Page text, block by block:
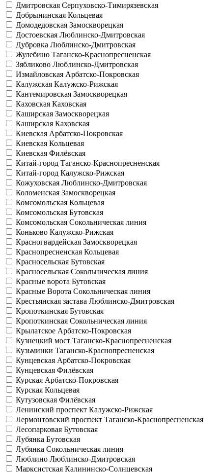
Дмитровская Серпуховско-Тимирязевская
Добрынинская Кольцевая
Домодедовская Замоскворецкая
Достоевская Люблинско-Дмитровская
Дубровка Люблинско-Дмитровская
Жулебино Таганско-Краснопресненская
Зябликово Люблинско-Дмитровская
Измайловская Арбатско-Покровская
Калужская Калужско-Рижская
Кантемировская Замоскворецкая
Каховская Каховская
Каширская Замоскворецкая
Каширская Каховская
Киевская Арбатско-Покровская
Киевская Кольцевая
Киевская Филёвская
Китай-город Таганско-Краснопресненская
Китай-город Калужско-Рижская
Кожуховская Люблинско-Дмитровская
Коломенская Замоскворецкая
Комсомольская Кольцевая
Комсомольская Бутовская
Комсомольская Сокольническая линия
Коньково Калужско-Рижская
Красногвардейская Замоскворецкая
Краснопресненская Кольцевая
Красносельская Бутовская
Красносельская Сокольническая линия
Красные ворота Бутовская
Красные Ворота Сокольническая линия
Крестьянская застава Люблинско-Дмитровская
Кропоткинская Бутовская
Кропоткинская Сокольническая линия
Крылатское Арбатско-Покровская
Кузнецкий мост Таганско-Краснопресненская
Кузьминки Таганско-Краснопресненская
Кунцевская Арбатско-Покровская
Кунцевская Филёвская
Курская Арбатско-Покровская
Курская Кольцевая
Кутузовская Филёвская
Ленинский проспект Калужско-Рижская
Лермонтовский проспект Таганско-Краснопресненская
Лесопарковая Бутовская
Лубянка Бутовская
Лубянка Сокольническая линия
Люблино Люблинско-Дмитровская
Марксистская Калининско-Солнцевская